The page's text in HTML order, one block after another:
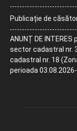
Publicație de
ANUNȚ DE
sector cadastral nr.
cadastral nr. 18
perioada